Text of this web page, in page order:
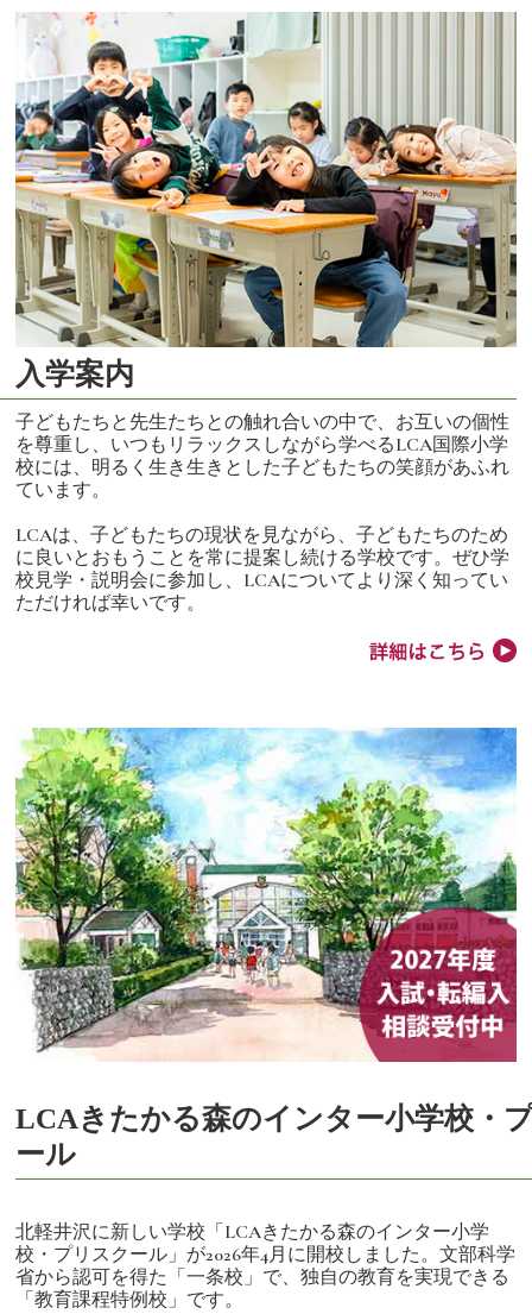
入学案内
子どもたちと先生たちとの触れ合いの中で、お互いの個性
を尊重し、いつもリラックスしながら学べるLCA国際小学
校には、明るく生き生きとした子どもたちの笑顔があふれ
ています。
LCAは、子どもたちの現状を見ながら、子どもたちのため
に良いとおもうことを常に提案し続ける学校です。ぜひ学
校見学・説明会に参加し、LCAについてより深く知ってい
ただければ幸いです。
LCAきたかる森のインター小学校・
ール
北軽井沢に新しい学校「LCAきたかる森のインター小学
校・プリスクール」が2026年4月に開校しました。文部科学
省から認可を得た「一条校」で、独自の教育を実現できる
「教育課程特例校」です。